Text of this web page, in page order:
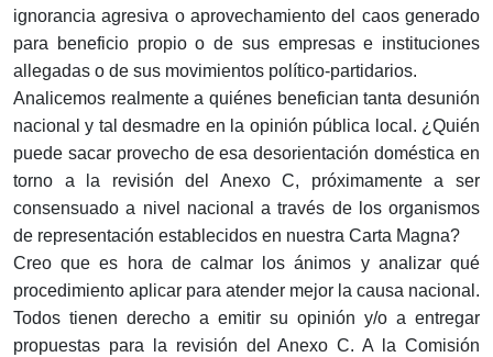
ignorancia agresiva o aprovechamiento del caos generado
para beneficio propio o de sus empresas e instituciones
allegadas o de sus movimientos político-partidarios.
Analicemos realmente a quiénes benefician tanta desunión
nacional y tal desmadre en la opinión pública local. ¿Quién
puede sacar provecho de esa desorientación doméstica en
torno a la revisión del Anexo C, próximamente a ser
consensuado a nivel nacional a través de los organismos
de representación establecidos en nuestra Carta Magna?
Creo que es hora de calmar los ánimos y analizar qué
procedimiento aplicar para atender mejor la causa nacional.
Todos tienen derecho a emitir su opinión y/o a entregar
propuestas para la revisión del Anexo C. A la Comisión